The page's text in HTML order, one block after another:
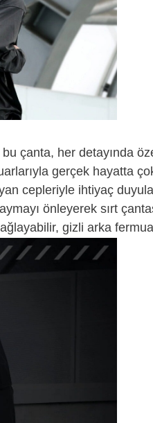
çanta, her detayında
gerçek hayatta
cepleriyle ihtiyaç
önleyerek sırt
gizli arka